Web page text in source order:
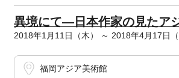
異境にて―日本作家の見たア
2018年1月11日（木） ～ 2018年4月17日（
福岡アジア美術館